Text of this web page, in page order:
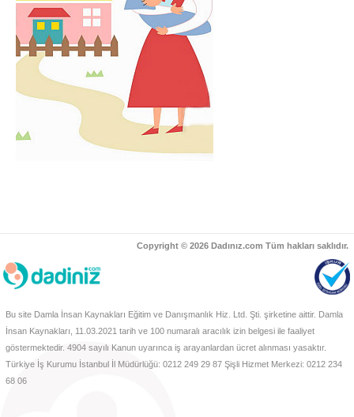
Copyright © 2026 Dadınız.com Tüm hakları saklıdır.
Bu site Damla İnsan Kaynakları Eğitim ve Danışmanlık Hiz. Ltd. Şti. şirketine aittir. Damla
İnsan Kaynakları, 11.03.2021 tarih ve 100 numaralı aracılık izin belgesi ile faaliyet
göstermektedir. 4904 sayılı Kanun uyarınca iş arayanlardan ücret alınması yasaktır.
Türkiye İş Kurumu İstanbul İl Müdürlüğü: 0212 249 29 87 Şişli Hizmet Merkezi: 0212 234
68 06